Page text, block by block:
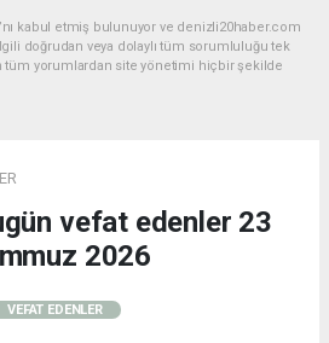
kabul etmiş bulunuyor ve denizli20haber.com
doğrudan veya dolaylı tüm sorumluluğu tek
tüm yorumlardan site yönetimi hiçbir şekilde
vefat edenler 23
2026
VEFAT EDENLER